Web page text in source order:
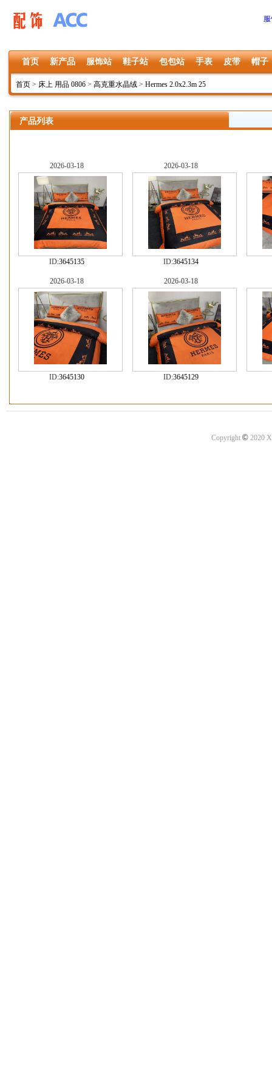
首页 新产品 服饰站 鞋子站 包包站 手表 皮带 帽子
首页 > 床上 用品 0806 > 高克重水晶绒 > Hermes 2.0x2.3m 25
产品列表
2026-03-18
ID:3645135
2026-03-18
ID:3645134
2026-03-18
ID:3645130
2026-03-18
ID:3645129
Copyright ©2020